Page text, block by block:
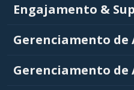
Engajamento &
Gerenciamento de
Gerenciamento de